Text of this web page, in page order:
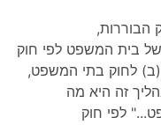
1. סעיף 38 לחוק הבוררות,
לאמור: "החלטה של בית המשפט לפי חוק
זה ניתנת לערעור ברשות לפי סעיף 19(ב) לחוק בתי המשפט,
בהליך זה היא מה
לפי חוק